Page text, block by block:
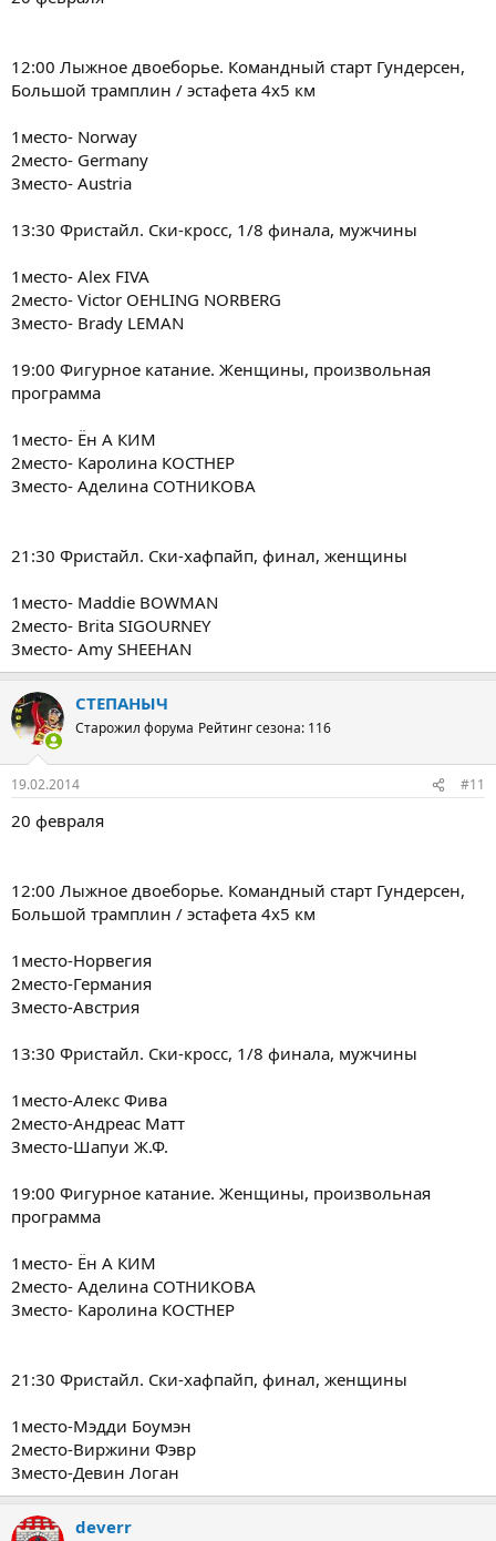
12:00 Лыжное двоеборье. Командный старт Гундерсен,
Большой трамплин / эстафета 4х5 км
1место- Norway
2место- Germany
3место- Austria
13:30 Фристайл. Ски-кросс, 1/8 финала, мужчины
1место- Alex FIVA
2место- Victor OEHLING NORBERG
3место- Brady LEMAN
19:00 Фигурное катание. Женщины, произвольная
программа
1место- Ён А КИМ
2место- Каролина КОСТНЕР
3место- Аделина СОТНИКОВА
21:30 Фристайл. Ски-хафпайп, финал, женщины
1место- Maddie BOWMAN
2место- Brita SIGOURNEY
3место- Amy SHEEHAN
СТЕПАНЫЧ
Старожил форума Рейтинг сезона: 116
19.02.2014 #11
20 февраля
12:00 Лыжное двоеборье. Командный старт Гундерсен,
Большой трамплин / эстафета 4х5 км
1место-Норвегия
2место-Германия
3место-Австрия
13:30 Фристайл. Ски-кросс, 1/8 финала, мужчины
1место-Алекс Фива
2место-Андреас Матт
3место-Шапуи Ж.Ф.
19:00 Фигурное катание. Женщины, произвольная
программа
1место- Ён А КИМ
2место- Аделина СОТНИКОВА
3место- Каролина КОСТНЕР
21:30 Фристайл. Ски-хафпайп, финал, женщины
1место-Мэдди Боумэн
2место-Виржини Фэвр
3место-Девин Логан
deverr